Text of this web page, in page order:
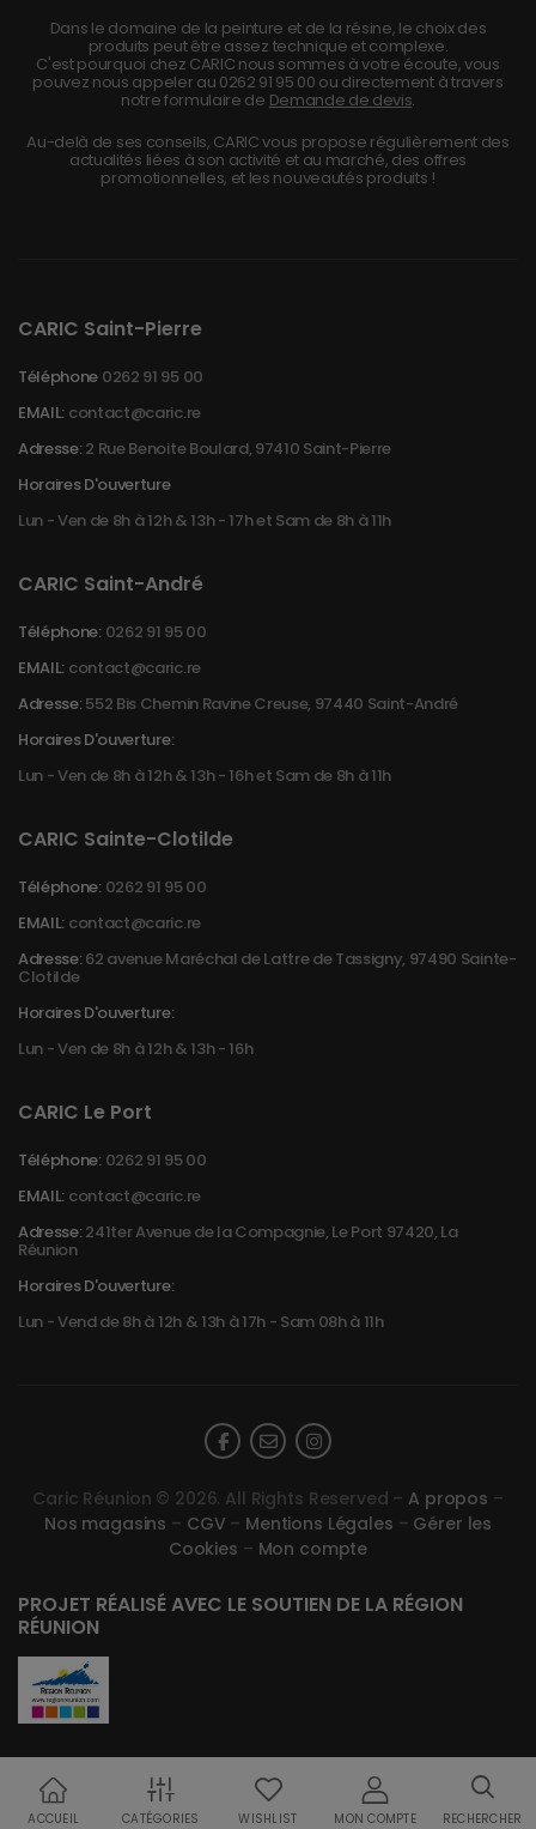
Dans le domaine de la peinture et de la résine, le choix des
produits peut être assez technique et complexe.
C'est pourquoi chez CARIC nous sommes à votre écoute, vous
pouvez nous appeler au 0262 91 95 00 ou directement à travers
notre formulaire de Demande de devis.
Au-delà de ses conseils, CARIC vous propose régulièrement des
actualités liées à son activité et au marché, des offres
promotionnelles, et les nouveautés produits !
CARIC Saint-Pierre
Téléphone 0262 91 95 00
EMAIL: contact@caric.re
Adresse:2 Rue Benoite Boulard, 97410 Saint-Pierre
Horaires D'ouverture
Lun - Ven de 8h à 12h & 13h - 17h et Sam de 8h à 11h
CARIC Saint-André
Téléphone: 0262 91 95 00
EMAIL: contact@caric.re
Adresse:552 Bis Chemin Ravine Creuse, 97440 Saint-André
Horaires D'ouverture:
Lun - Ven de 8h à 12h & 13h - 16h et Sam de 8h à 11h
CARIC Sainte-Clotilde
Téléphone: 0262 91 95 00
EMAIL: contact@caric.re
Adresse:62 avenue Maréchal de Lattre de Tassigny, 97490 Sainte-
Clotilde
Horaires D'ouverture:
Lun - Ven de 8h à 12h & 13h - 16h
CARIC Le Port
Téléphone: 0262 91 95 00
EMAIL: contact@caric.re
Adresse:241ter Avenue de la Compagnie, Le Port 97420, La
Réunion
Horaires D'ouverture:
Lun - Vend de 8h à 12h & 13h à 17h - Sam 08h à 11h
Caric Réunion © 2026. All Rights Reserved – A propos –
Nos magasins – CGV – Mentions Légales – Gérer les
Cookies – Mon compte
PROJET RÉALISÉ AVEC LE SOUTIEN DE LA RÉGION
RÉUNION
ACCUEIL CATÉGORIES WISHLIST MON COMPTE RECHERCHER